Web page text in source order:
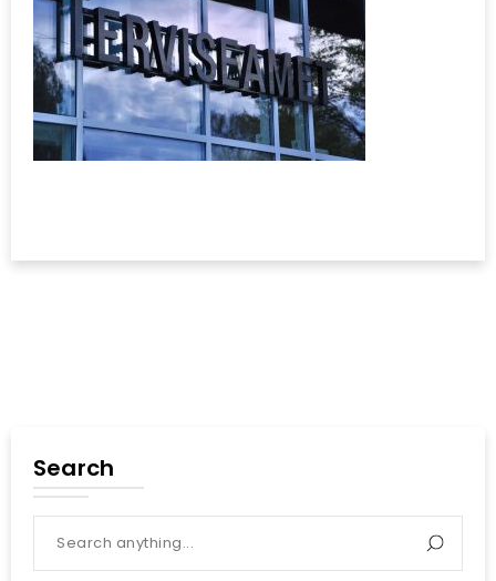
Search